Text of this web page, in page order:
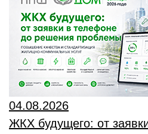
04.08.2026
ЖКХ будущего: от